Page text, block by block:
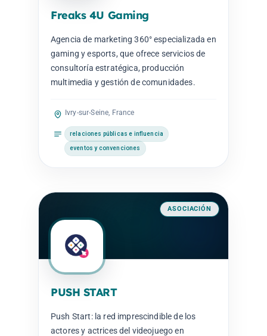
Freaks 4U Gaming
Agencia de marketing 360° especializada en
gaming y esports, que ofrece servicios de
consultoría estratégica, producción
multimedia y gestión de comunidades.
Ivry-sur-Seine, France
relaciones públicas e influencia
eventos y convenciones
ASOCIACIÓN
PUSH START
Push Start: la red imprescindible de los
actores y actrices del videojuego en